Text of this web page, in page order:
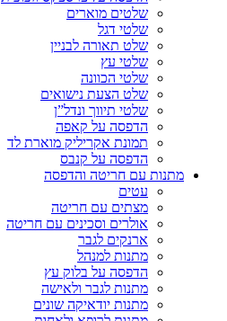
שלטים מוארים
שלטי דגל
שלט תאורה לבניין
שלטי עץ
שלטי הכוונה
שלט הצעת נישואים
שלטי תיווך ונדל”ן
הדפסה על קאפה
תמונת אקריליק מוארת לד
הדפסה על קנבס
מתנות עם חריטה והדפסה
עטים
מצתים עם חריטה
אולרים וסכינים עם חריטה
ארנקים לגבר
מתנות למנהל
הדפסה על בלוק עץ
מתנות לגבר ולאישה
מתנות יודאיקה שונים